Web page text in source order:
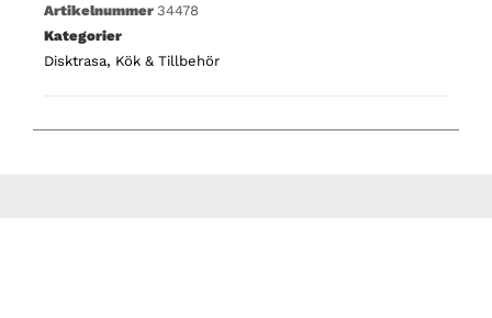
Artikelnummer 34478
Kategorier
Disktrasa, Kök & Tillbehör